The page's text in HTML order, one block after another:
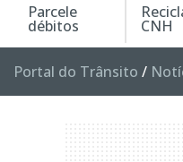
Parcele
débitos CNH
Portal do Trânsito /